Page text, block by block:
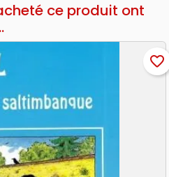
ce produit ont
favorite_border